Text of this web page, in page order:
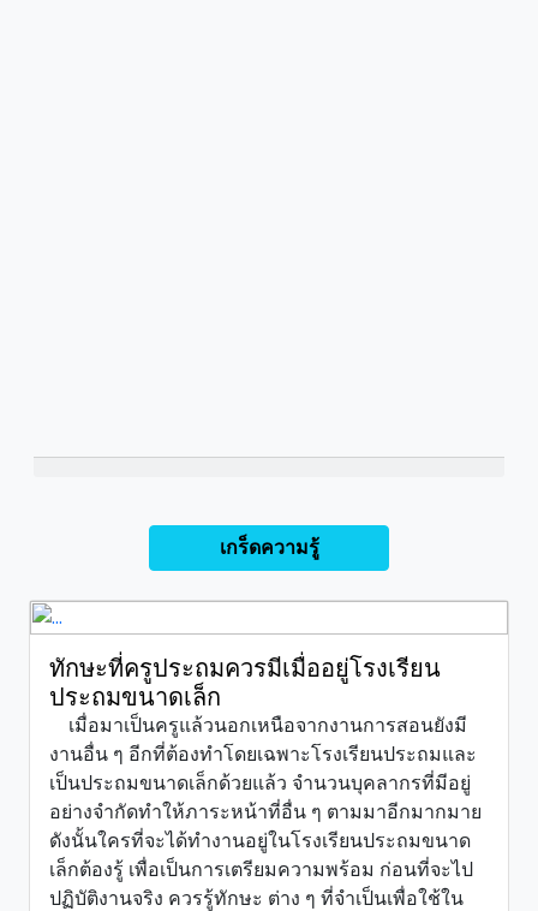
เกร็ดความรู้
ทักษะที่ครูประถมควรมีเมื่ออยู่โรงเรียน
ประถมขนาดเล็ก
เมื่อมาเป็นครูแล้วนอกเหนือจากงานการสอนยังมี
งานอื่น ๆ อีกที่ต้องทำโดยเฉพาะโรงเรียนประถมและ
เป็นประถมขนาดเล็กด้วยแล้ว จำนวนบุคลากรที่มีอยู่
อย่างจำกัดทำให้ภาระหน้าที่อื่น ๆ ตามมาอีกมากมาย
ดังนั้นใครที่จะได้ทำงานอยู่ในโรงเรียนประถมขนาด
เล็กต้องรู้ เพื่อเป็นการเตรียมความพร้อม ก่อนที่จะไป
ปฏิบัติงานจริง ควรรู้ทักษะ ต่าง ๆ ที่จำเป็นเพื่อใช้ใน